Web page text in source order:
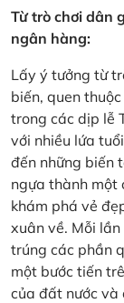
Từ trò chơi dân
ngân hàng:
Lấy ý tưởng từ
biến, quen
trong các dịp lễ
với nhiều lứa
đến những biến
ngựa thành một
khám phá vẻ
xuân về. Mỗi
trúng các phần
một bước tiến
của đất nước và